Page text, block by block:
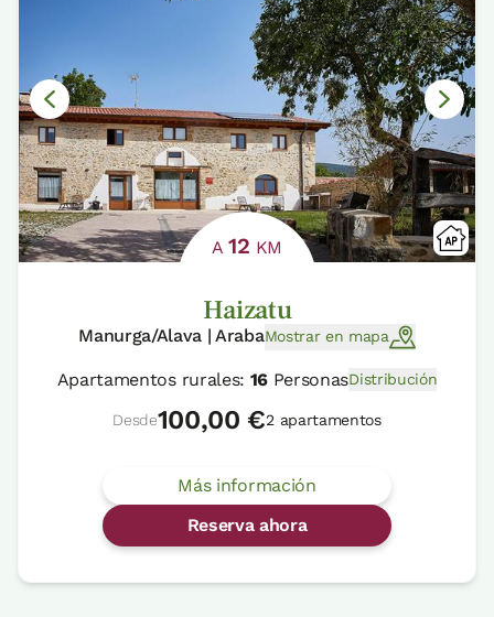
A12 KM
Haizatu
Manurga/Alava | ArabaMostrar en mapa
Apartamentos rurales: 16 PersonasDistribución
Desde100,00 €2 apartamentos
Más información
Reserva ahora